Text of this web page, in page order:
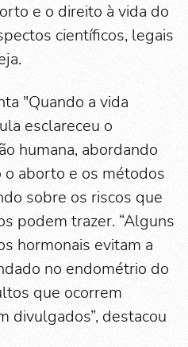
e o direito à vida do
científicos, legais
"Quando a vida
esclareceu o
humana, abordando
aborto e os métodos
sobre os riscos que
podem trazer. “Alguns
hormonais evitam a
no endométrio do
que ocorrem
divulgados”, destacou